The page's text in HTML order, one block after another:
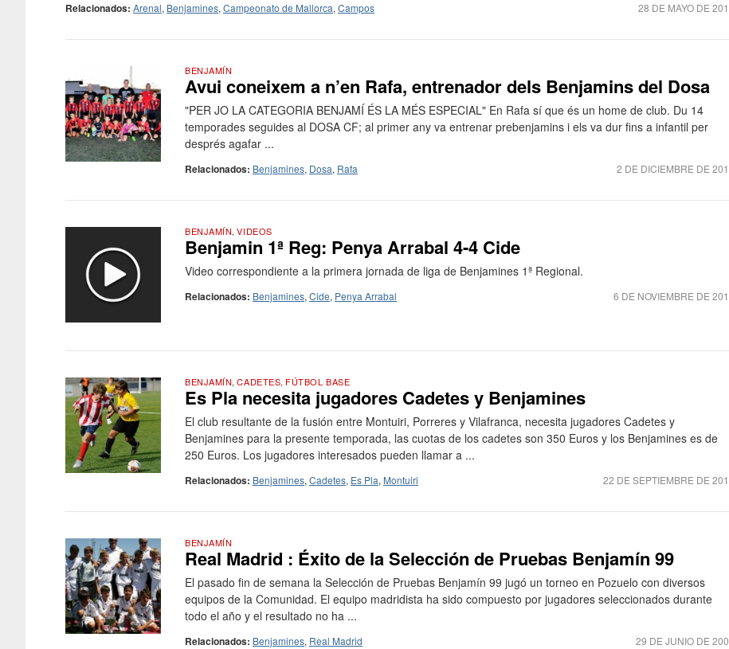
28 DE MAYO DE
Relacionados: Arenal, Benjamines, Campeonato de Mallorca, Campos
BENJAMÍN
Avui coneixem a n’en Rafa, entrenador dels Benjamins del Dosa
"PER JO LA CATEGORIA BENJAMÍ ÉS LA MÉS ESPECIAL" En Rafa sí que és un home de club. Du 14
temporades seguides al DOSA CF; al primer any va entrenar prebenjamins i els va dur fins a infantil per
després agafar ...
2 DE DICIEMBRE DE
Relacionados: Benjamines, Dosa, Rafa
BENJAMÍN,VIDEOS
Benjamin 1ª Reg: Penya Arrabal 4-4 Cide
Video correspondiente a la primera jornada de liga de Benjamines 1ª Regional.
6 DE NOVIEMBRE DE
Relacionados: Benjamines, Cide, Penya Arrabal
BENJAMÍN,CADETES, FÚTBOL BASE
Es Pla necesita jugadores Cadetes y Benjamines
El club resultante de la fusión entre Montuiri, Porreres y Vilafranca, necesita jugadores Cadetes y
Benjamines para la presente temporada, las cuotas de los cadetes son 350 Euros y los Benjamines es de
250 Euros. Los jugadores interesados pueden llamar a ...
22 DE SEPTIEMBRE DE
Relacionados: Benjamines, Cadetes, Es Pla, Montuiri
BENJAMÍN
Real Madrid : Éxito de la Selección de Pruebas Benjamín 99
El pasado fin de semana la Selección de Pruebas Benjamín 99 jugó un torneo en Pozuelo con diversos
equipos de la Comunidad. El equipo madridista ha sido compuesto por jugadores seleccionados durante
todo el año y el resultado no ha ...
29 DE JUNIO DE
Relacionados: Benjamines, Real Madrid